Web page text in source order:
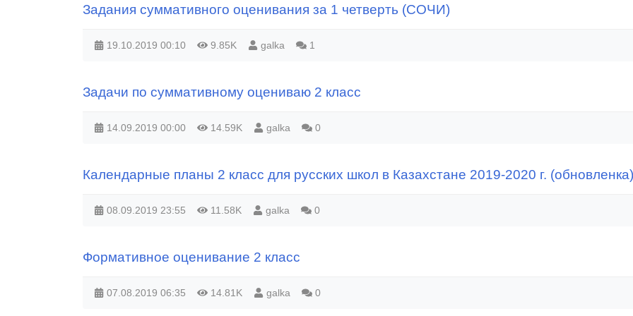
Задания суммативного оценивания за 1 четверть (СОЧИ)
19.10.2019 00:10 9.85K galka 1
Задачи по суммативному оцениваю 2 класс
14.09.2019 00:00 14.59K galka 0
Календарные планы 2 класс для русских школ в Казахстане 2019-2020 г. (обновленка)
08.09.2019 23:55 11.58K galka 0
Формативное оценивание 2 класс
07.08.2019 06:35 14.81K galka 0